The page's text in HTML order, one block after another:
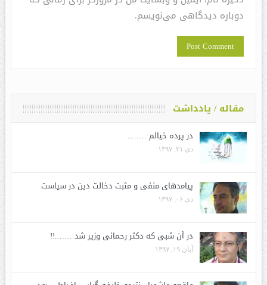
دوباره دیدگاهی می‌نویسم.
مقاله / یادداشت
در پرده خیالم ……..
دی ۲۱, ۱۳۹۷
پیامدهای منفی و مثبت دخالت دین در سیاست
دی ۰۶, ۱۳۹۷
در آن شبی که دکتر رحمانی وزیر شد …….!!
آبان ۱۹, ۱۳۹۷